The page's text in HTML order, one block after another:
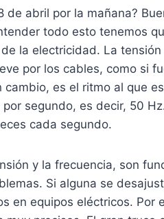
de abril por la mañana?
todo esto tenemos
la electricidad. La
por los cables, como si
es el ritmo al que
segundo, es decir, 50
cada segundo.
y la frecuencia, son
Si alguna se
en equipos eléctricos. Por